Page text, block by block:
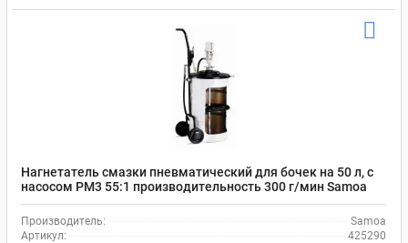
Нагнетатель смазки пневматический для бочек на 50 л, с
насосом PM3 55:1 производительность 300 г/мин Samoa
425290
Производитель:
Samoa
Артикул:
425290